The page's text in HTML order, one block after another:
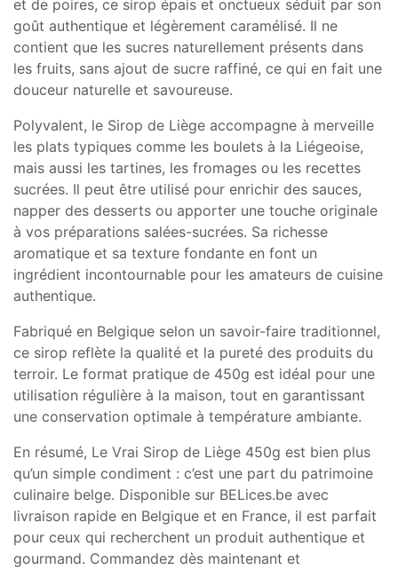
et de poires, ce sirop épais et onctueux séduit par son
goût authentique et légèrement caramélisé. Il ne
contient que les sucres naturellement présents dans
les fruits, sans ajout de sucre raffiné, ce qui en fait une
douceur naturelle et savoureuse.
Polyvalent, le Sirop de Liège accompagne à merveille
les plats typiques comme les boulets à la Liégeoise,
mais aussi les tartines, les fromages ou les recettes
sucrées. Il peut être utilisé pour enrichir des sauces,
napper des desserts ou apporter une touche originale
à vos préparations salées-sucrées. Sa richesse
aromatique et sa texture fondante en font un
ingrédient incontournable pour les amateurs de cuisine
authentique.
Fabriqué en Belgique selon un savoir-faire traditionnel,
ce sirop reflète la qualité et la pureté des produits du
terroir. Le format pratique de 450g est idéal pour une
utilisation régulière à la maison, tout en garantissant
une conservation optimale à température ambiante.
En résumé, Le Vrai Sirop de Liège 450g est bien plus
qu’un simple condiment : c’est une part du patrimoine
culinaire belge. Disponible sur BELices.be avec
livraison rapide en Belgique et en France, il est parfait
pour ceux qui recherchent un produit authentique et
gourmand. Commandez dès maintenant et